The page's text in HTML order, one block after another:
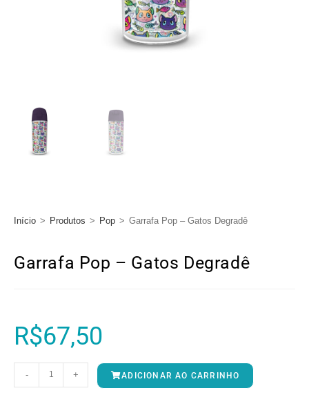
Início > Produtos > Pop > Garrafa Pop – Gatos Degradê
Garrafa Pop – Gatos Degradê
R$67,50
- + ADICIONAR AO CARRINHO